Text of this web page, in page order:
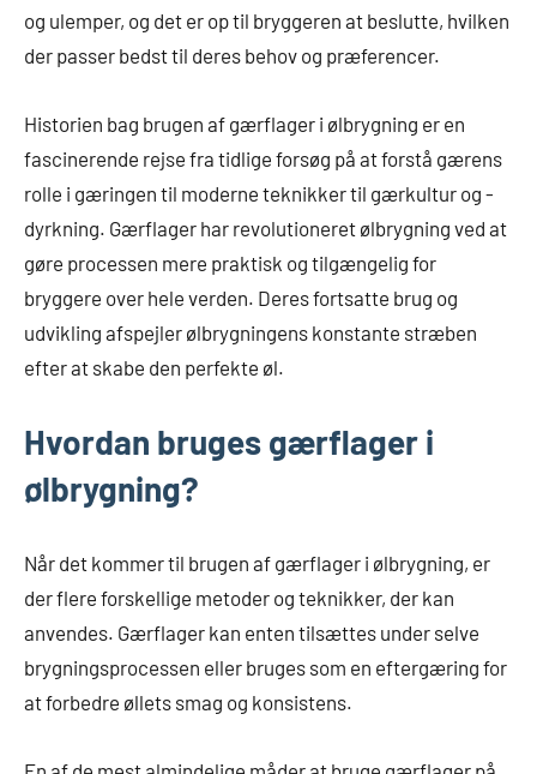
og ulemper, og det er op til bryggeren at beslutte, hvilken
der passer bedst til deres behov og præferencer.
Historien bag brugen af gærflager i ølbrygning er en
fascinerende rejse fra tidlige forsøg på at forstå gærens
rolle i gæringen til moderne teknikker til gærkultur og -
dyrkning. Gærflager har revolutioneret ølbrygning ved at
gøre processen mere praktisk og tilgængelig for
bryggere over hele verden. Deres fortsatte brug og
udvikling afspejler ølbrygningens konstante stræben
efter at skabe den perfekte øl.
Hvordan bruges gærflager i
ølbrygning?
Når det kommer til brugen af gærflager i ølbrygning, er
der flere forskellige metoder og teknikker, der kan
anvendes. Gærflager kan enten tilsættes under selve
brygningsprocessen eller bruges som en eftergæring for
at forbedre øllets smag og konsistens.